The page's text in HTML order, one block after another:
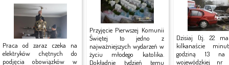
Praca od zaraz czeka na
elektryków chętnych do
podjęcia obowiązków w
Przyjęcie Pierwszej Komunii
Świętej to jedno z
najważniejszych wydarzeń w
życiu młodego katolika.
Dokładnie tydzień temu
Dzisiaj (tj. 22
kilkanaście
godziną 13 na
wojewódzkiej